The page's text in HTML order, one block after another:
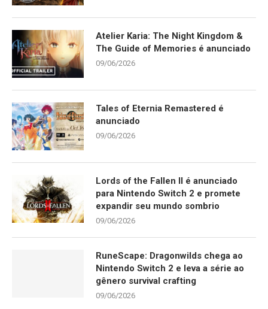
Atelier Karia: The Night Kingdom &
The Guide of Memories é anunciado
09/06/2026
Tales of Eternia Remastered é
anunciado
09/06/2026
Lords of the Fallen II é anunciado
para Nintendo Switch 2 e promete
expandir seu mundo sombrio
09/06/2026
RuneScape: Dragonwilds chega ao
Nintendo Switch 2 e leva a série ao
gênero survival crafting
09/06/2026